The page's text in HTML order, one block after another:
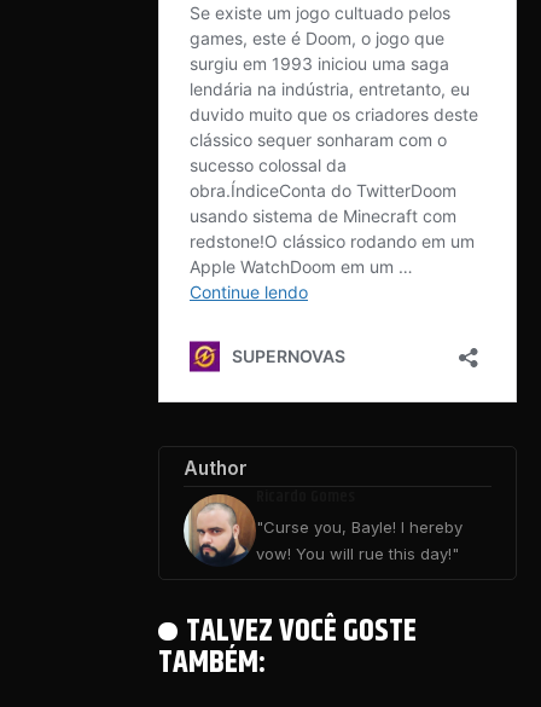
Author
"Curse you, Bayle! I hereby
vow! You will rue this day!"
TALVEZ VOCÊ GOSTE
TAMBÉM: